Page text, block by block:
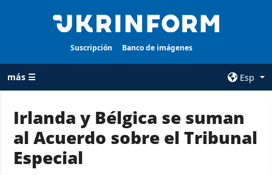
Suscripción Banco de imágenes
más ☰
Esp
TODAS LAS
CATEGORÍAS
Guerra
AGENCIA
Irlanda y Bélgica se suman
al Acuerdo sobre el Tribunal
Especial